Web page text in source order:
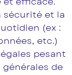
sécurité et la
(ex :
etc.)
pesant
de